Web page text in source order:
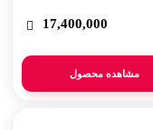
17,400,000
مشاهده محصول